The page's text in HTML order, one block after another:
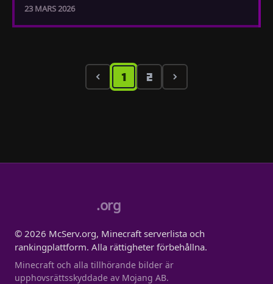
23 MARS 2026
1 2
.org
© 2026 McServ.org, Minecraft serverlista och
rankingplattform. Alla rättigheter förbehållna.
Minecraft och alla tillhörande bilder är
upphovsrättsskyddade av Mojang AB.